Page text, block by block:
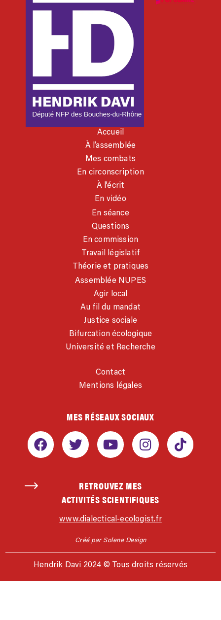
Accueil
À l’assemblée
Mes combats
En circonscription
À l’écrit
En vidéo
En séance
Questions
En commission
Travail législatif
Théorie et pratiques
Assemblée NUPES
Agir local
Au fil du mandat
Justice sociale
Bifurcation écologique
Université et Recherche
Contact
Mentions légales
MES RÉSEAUX SOCIAUX
RETROUVEZ MES
ACTIVITÉS SCIENTIFIQUES
www.dialectical-ecologist.fr
Créé par Solene Design
Hendrik Davi 2024 © Tous droits réservés